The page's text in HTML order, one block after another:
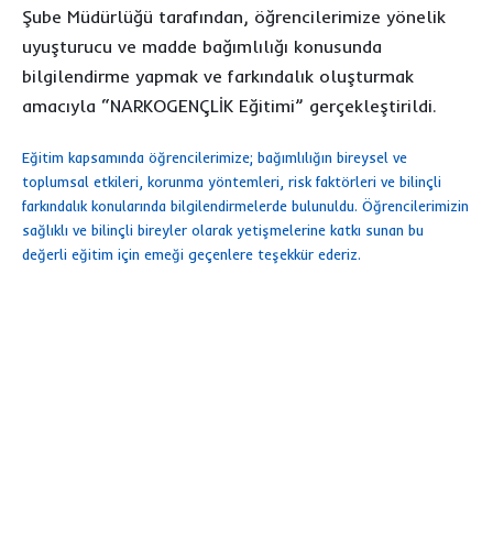
Şube Müdürlüğü tarafından, öğrencilerimize yönelik
uyuşturucu ve madde bağımlılığı konusunda
bilgilendirme yapmak ve farkındalık oluşturmak
amacıyla “NARKOGENÇLİK Eğitimi” gerçekleştirildi.
Eğitim kapsamında öğrencilerimize; bağımlılığın bireysel ve
toplumsal etkileri, korunma yöntemleri, risk faktörleri ve bilinçli
farkındalık konularında bilgilendirmelerde bulunuldu. Öğrencilerimizin
sağlıklı ve bilinçli bireyler olarak yetişmelerine katkı sunan bu
değerli eğitim için emeği geçenlere teşekkür ederiz.